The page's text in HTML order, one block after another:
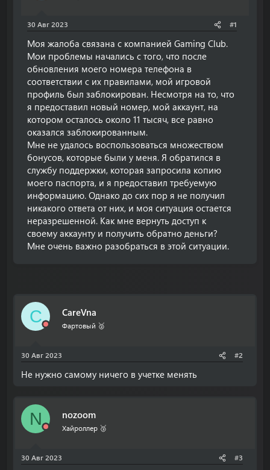
л
30 Авг 2023 #1
Моя жалоба связана с компанией Gaming Club.
Мои проблемы начались с того, что после
обновления моего номера телефона в
соответствии с их правилами, мой игровой
профиль был заблокирован. Несмотря на то, что
я предоставил новый номер, мой аккаунт, на
котором осталось около 11 тысяч, все равно
оказался заблокированным.
Мне не удалось воспользоваться множеством
бонусов, которые были у меня. Я обратился в
службу поддержки, которая запросила копию
моего паспорта, и я предоставил требуемую
информацию. Однако до сих пор я не получил
никакого ответа от них, и моя ситуация остается
неразрешенной. Как мне вернуть доступ к
своему аккаунту и получить обратно деньги?
Мне очень важно разобраться в этой ситуации.
C CareVna
Фартовый 🥈
30 Авг 2023 #2
Не нужно самому ничего в учетке менять
N nozoom
Хайроллер 🥉
30 Авг 2023 #3